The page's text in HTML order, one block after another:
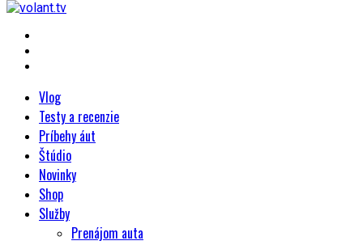
Vlog
Testy a recenzie
Príbehy áut
Štúdio
Novinky
Shop
Služby
Prenájom auta